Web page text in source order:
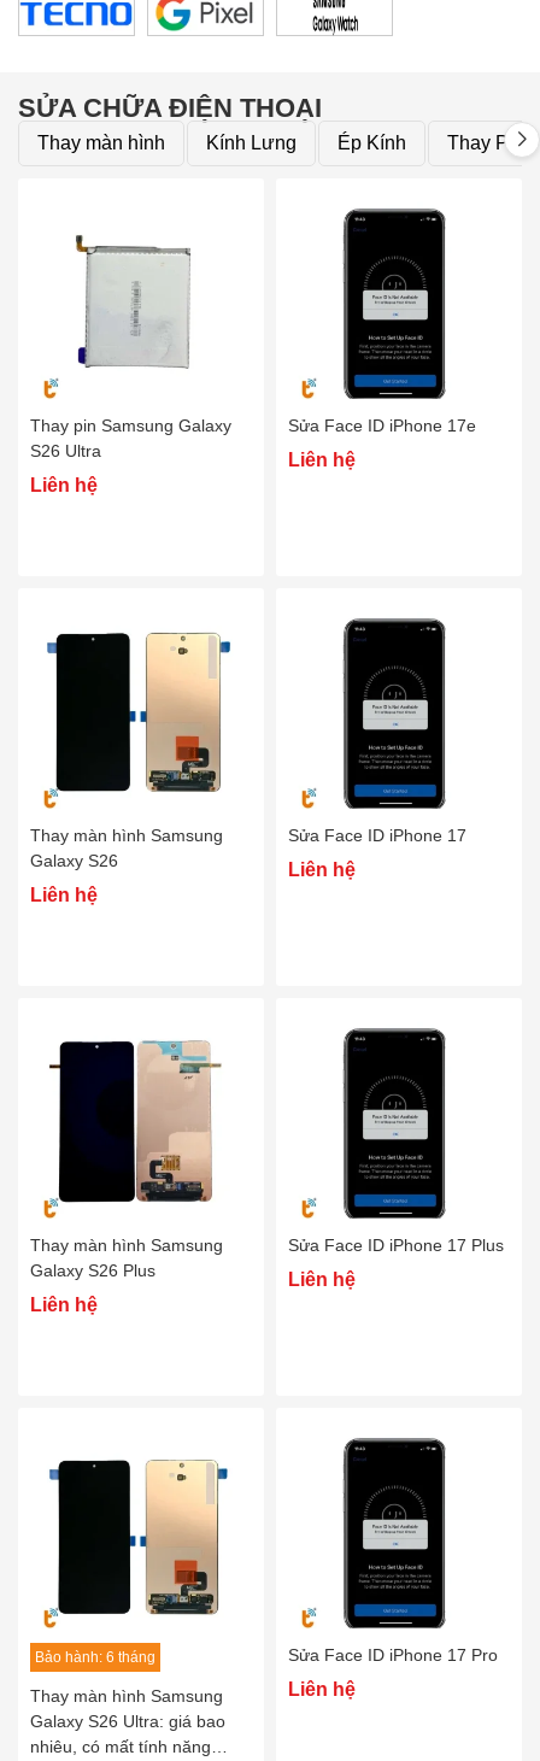
Pin Realme
Vỏ Xiaomi Vỏ Oppo
Vỏ Huawei
SỬA CHỮA ĐIỆN THOẠI
Thay màn hình Kính Lưng Ép Kính Thay Pin
Thay pin Samsung Galaxy
S26 Ultra
Liên hệ
Sửa Face ID iPhone 17e
Liên hệ
Thay màn hình Samsung
Galaxy S26
Liên hệ
Sửa Face ID iPhone 17
Liên hệ
Thay màn hình Samsung
Galaxy S26 Plus
Liên hệ
Sửa Face ID iPhone 17 Plus
Liên hệ
Bảo hành: 6 tháng
Thay màn hình Samsung
Galaxy S26 Ultra: giá bao
nhiêu, có mất tính năng
Sửa Face ID iPhone 17 Pro
Liên hệ